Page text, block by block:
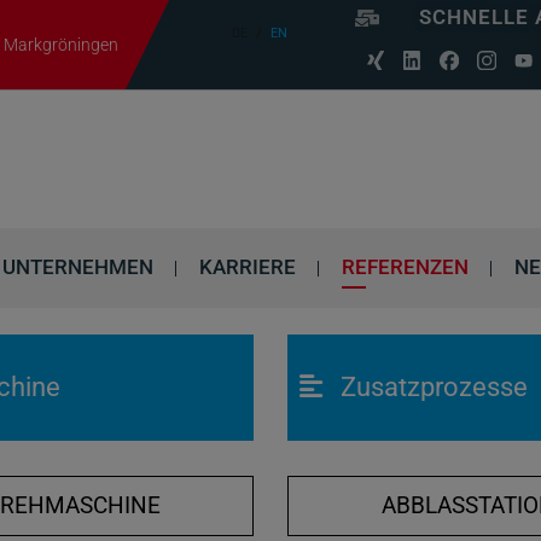
Markgröningen
EN
SCHNELLE
UNTERNEHMEN KARRIERE REFERENZEN
Zusatzprozesse